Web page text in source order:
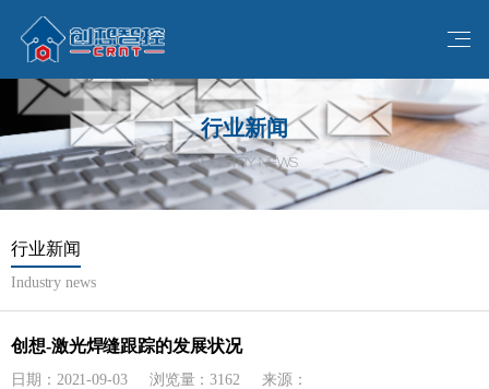
行业新闻
INDUSTRY NEWS
行业新闻
Industry news
创想-激光焊缝跟踪的发展状况
日期：2021-09-03 浏览量：3162 来源：